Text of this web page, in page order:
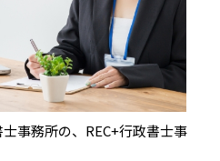
事務所の、REC+行政書士事